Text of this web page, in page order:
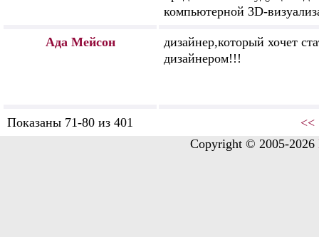
компьютерной 3D-
Ада Мейсон
дизайнер,который хочет
дизайнером!!!
Показаны 71-80 из 401
<<
Copyright © 2005-2026